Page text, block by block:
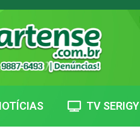
TV SERIGY